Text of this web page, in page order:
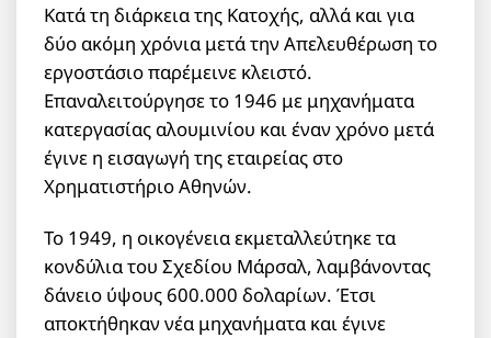
Κατά τη διάρκεια της Κατοχής, αλλά και για
δύο ακόμη χρόνια μετά την Απελευθέρωση το
εργοστάσιο παρέμεινε κλειστό.
Επαναλειτούργησε το 1946 με μηχανήματα
κατεργασίας αλουμινίου και έναν χρόνο μετά
έγινε η εισαγωγή της εταιρείας στο
Χρηματιστήριο Αθηνών.
Το 1949, η οικογένεια εκμεταλλεύτηκε τα
κονδύλια του Σχεδίου Μάρσαλ, λαμβάνοντας
δάνειο ύψους 600.000 δολαρίων. Έτσι
αποκτήθηκαν νέα μηχανήματα και έγινε